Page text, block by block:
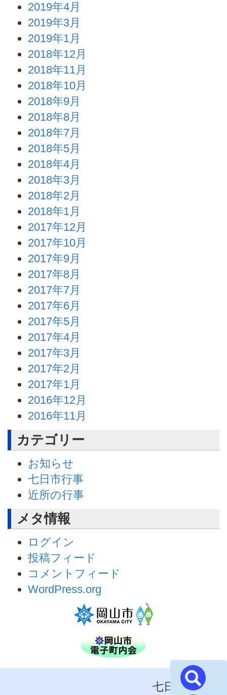
2019年4月
2019年3月
2019年1月
2018年12月
2018年11月
2018年10月
2018年9月
2018年8月
2018年7月
2018年5月
2018年4月
2018年3月
2018年2月
2018年1月
2017年12月
2017年10月
2017年9月
2017年8月
2017年7月
2017年6月
2017年5月
2017年4月
2017年3月
2017年2月
2017年1月
2016年12月
2016年11月
カテゴリー
お知らせ
七日市行事
近所の行事
メタ情報
ログイン
投稿フィード
コメントフィード
WordPress.org
七日市町内会